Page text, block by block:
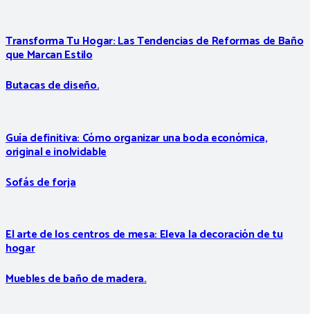
Transforma Tu Hogar: Las Tendencias de Reformas de Baño
que Marcan Estilo
Butacas de diseño.
Guía definitiva: Cómo organizar una boda económica,
original e inolvidable
Sofás de forja
El arte de los centros de mesa: Eleva la decoración de tu
hogar
Muebles de baño de madera.